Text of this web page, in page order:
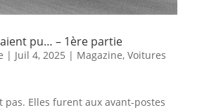
pu… – 1ère partie
| Juil 4, 2025 | Magazine, Voitures
pas. Elles furent aux avant-postes